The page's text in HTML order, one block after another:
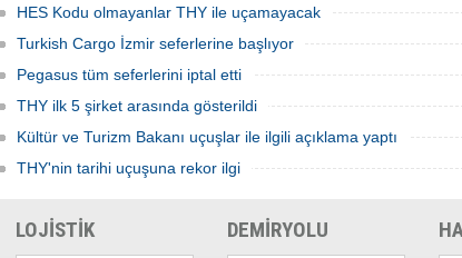
HES Kodu olmayanlar THY ile uçamayacak
Turkish Cargo İzmir seferlerine başlıyor
Pegasus tüm seferlerini iptal etti
THY ilk 5 şirket arasında gösterildi
Kültür ve Turizm Bakanı uçuşlar ile ilgili açıklama yaptı
THY'nin tarihi uçuşuna rekor ilgi
LOJİSTİK DEMİRYOLU